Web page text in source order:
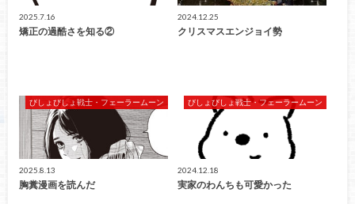
2025.7.16
矯正の過酷さを知る②
2024.12.25
クリスマスエンジョイ勢
びしょびしょ戦士・フェーラームーン
2025.8.13
胸糞漫画を読んだ
びしょびしょ戦士・フェーラームーン
2024.12.18
実家のわんちも可愛かった